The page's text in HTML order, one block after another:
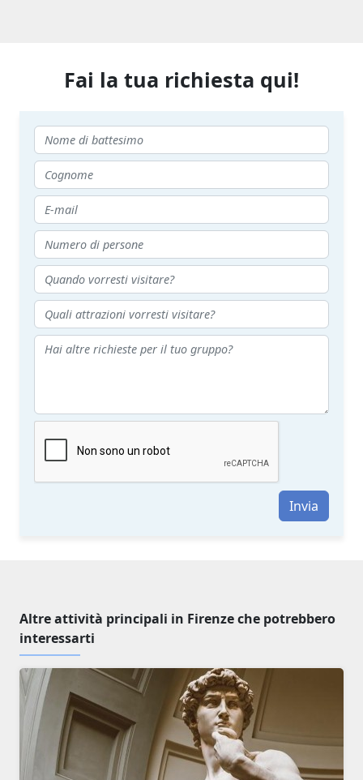
Fai la tua richiesta qui!
Invia
Altre attività principali in Firenze che potrebbero
interessarti